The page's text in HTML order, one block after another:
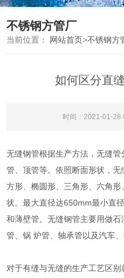
不锈钢方管厂
当前位置： 网站首页>不锈钢方
如何区分直
时间：2021-01-28
无缝钢管根据生产方法，无缝
管、顶管等。依照断面形状，
方形、椭圆形、三角形、六角
状。最大直径达650mm最小直
和薄壁管。无缝钢管主要用做
管、锅 炉管、轴承管以及汽车
对于有缝与无缝的生产工艺区